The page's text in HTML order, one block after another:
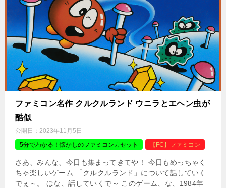
ファミコン名作 クルクルランド ウニラとエヘン虫が
酷似
公開日： 2023年11月5日
5分でわかる！懐かしのファミコンカセット
【FC】ファミコン
さあ、みんな、今日も集まってきてや！ 今日もめっちゃく
ちゃ楽しいゲーム 「クルクルランド」について話していく
でぇ～。 ほな、話していくで～ このゲーム、な、1984年